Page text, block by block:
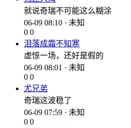
就说奇瑞不可能这么糊涂
06-09 08:10 · 未知
0 0
泪落成霜不知寒
虚惊一场，还好是假的
06-09 08:01 · 未知
0 0
尤兄弟
奇瑞这波稳了
06-09 07:59 · 未知
0 0